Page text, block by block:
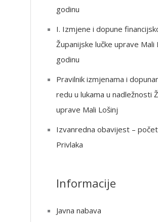
godinu
I. Izmjene i dopune
Županijske lučke uprave Mali
godinu
Pravilnik izmjenama i
redu u lukama u nadležnosti
uprave Mali Lošinj
Izvanredna obavijest –
Privlaka
Informacije
Javna nabava